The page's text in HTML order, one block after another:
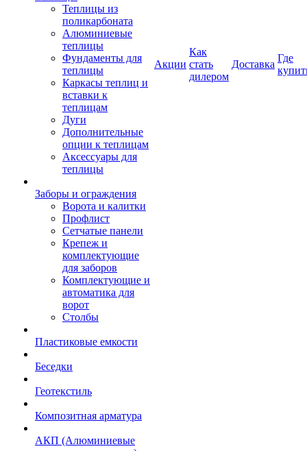
Теплицы из
поликарбоната
Алюминиевые
теплицы
Фундаменты для
теплицы
Каркасы теплиц и
вставки к
теплицам
Дуги
Дополнительные
опции к теплицам
Аксессуары для
теплицы
Заборы и ограждения
Ворота и калитки
Профлист
Сетчатые панели
Крепеж и
комплектующие
для заборов
Комплектующие и
автоматика для
ворот
Столбы
Пластиковые емкости
Беседки
Геотекстиль
Композитная арматура
АКП (Алюминиевые
Акции
Как
стать
дилером
Доставка
Где